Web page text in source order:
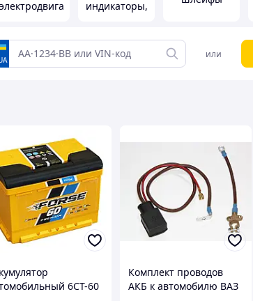
электродвига
и приводы
индикаторы,
управления
или
6CT-60
Комплект проводов
АКБ к автомобилю ВАЗ